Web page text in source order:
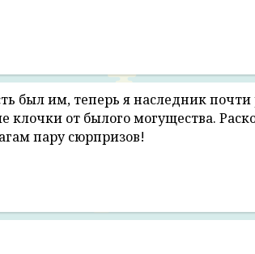
был им, теперь я наследник почти
клочки от былого могущества.
пару сюрпризов!